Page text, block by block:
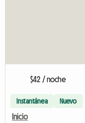
$42 / noche
Instantánea Nuevo
Inicio